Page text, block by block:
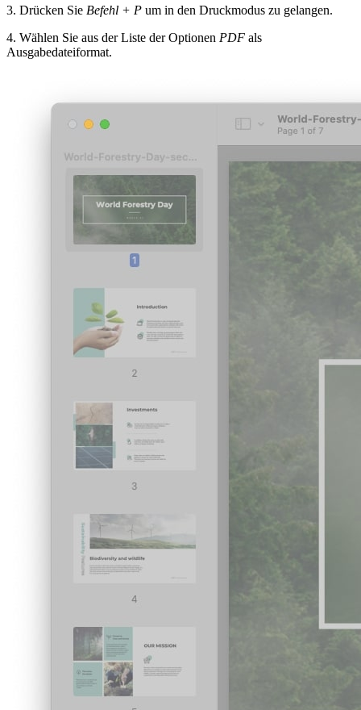
3. Drücken Sie Befehl + P um in den Druckmodus zu gelangen.
4. Wählen Sie aus der Liste der Optionen PDF als
Ausgabedateiformat.